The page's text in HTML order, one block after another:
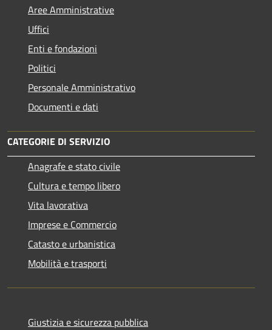
Aree Amministrative
Uffici
Enti e fondazioni
Politici
Personale Amministrativo
Documenti e dati
CATEGORIE DI SERVIZIO
Anagrafe e stato civile
Cultura e tempo libero
Vita lavorativa
Imprese e Commercio
Catasto e urbanistica
Mobilità e trasporti
Giustizia e sicurezza pubblica